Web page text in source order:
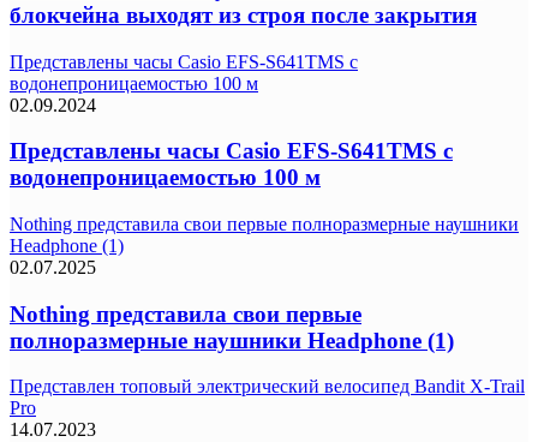
блокчейна выходят из строя после закрытия
Представлены часы Casio EFS-S641TMS с
водонепроницаемостью 100 м
02.09.2024
Представлены часы Casio EFS-S641TMS с
водонепроницаемостью 100 м
Nothing представила свои первые полноразмерные наушники
Headphone (1)
02.07.2025
Nothing представила свои первые
полноразмерные наушники Headphone (1)
Представлен топовый электрический велосипед Bandit X-Trail
Pro
14.07.2023